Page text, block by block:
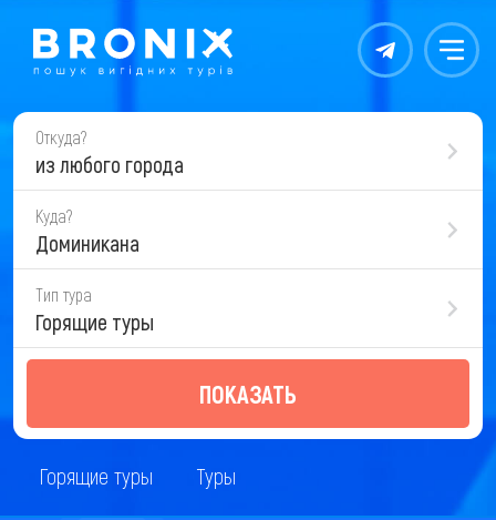
Контакты Меню
Откуда?
из любого города
Куда?
Доминикана
Тип тура
Горящие туры
ПОКАЗАТЬ
Горящие туры Туры